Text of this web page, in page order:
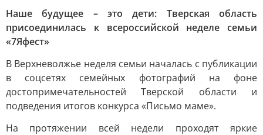
Наше будущее – это дети: Тверская область
присоединилась к всероссийской неделе семьи
«7Яфест»
В Верхневолжье неделя семьи началась с публикации
в соцсетях семейных фотографий на фоне
достопримечательностей Тверской области и
подведения итогов конкурса «Письмо маме».
На протяжении всей недели проходят яркие